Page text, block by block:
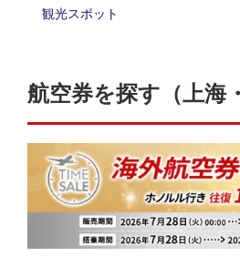
観光スポット
航空券を探す（上海